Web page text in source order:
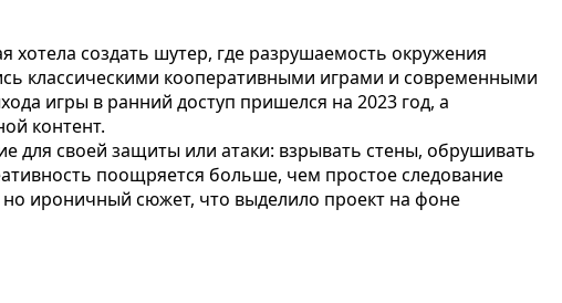
хотела создать шутер, где разрушаемость окружения
классическими кооперативными играми и современными
игры в ранний доступ пришелся на 2023 год, а
контент.
для своей защиты или атаки: взрывать стены, обрушивать
поощряется больше, чем простое следование
ироничный сюжет, что выделило проект на фоне